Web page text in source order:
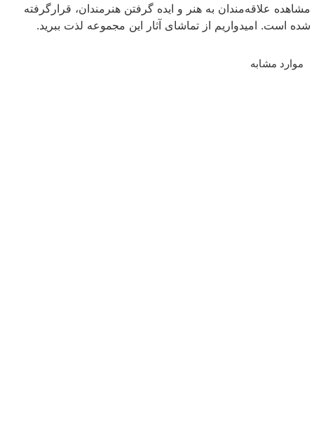
مشاهده علاقه‌مندان به هنر و ایده گرفتن هنرمندان، قرارگرفته
شده است. امیدواریم از تماشای آثار این مجموعه لذت ببرید.
موارد مشابه